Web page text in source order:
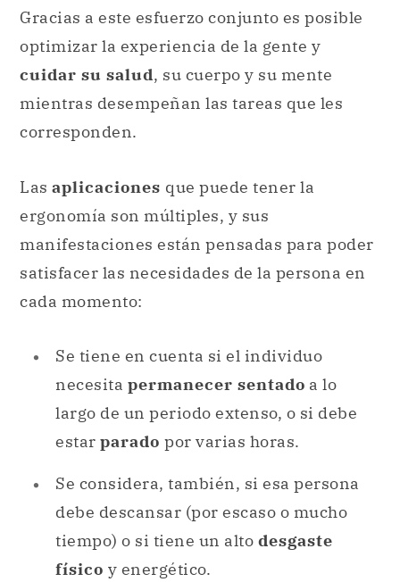
Gracias a este esfuerzo conjunto es posible
optimizar la experiencia de la gente y
cuidar su salud, su cuerpo y su mente
mientras desempeñan las tareas que les
corresponden.
Las aplicaciones que puede tener la
ergonomía son múltiples, y sus
manifestaciones están pensadas para poder
satisfacer las necesidades de la persona en
cada momento:
Se tiene en cuenta si el individuo
necesita permanecer sentado a lo
largo de un periodo extenso, o si debe
estar parado por varias horas.
Se considera, también, si esa persona
debe descansar (por escaso o mucho
tiempo) o si tiene un alto desgaste
físico y energético.